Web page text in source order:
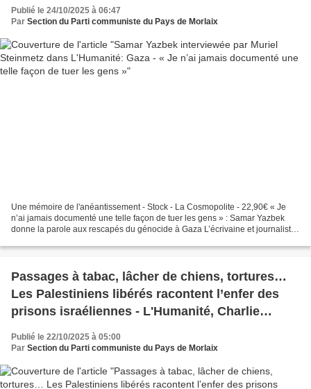
Publié le 24/10/2025 à 06:47
Par Section du Parti communiste du Pays de Morlaix
Une mémoire de l'anéantissement - Stock - La Cosmopolite - 22,90€ « Je
n’ai jamais documenté une telle façon de tuer les gens » : Samar Yazbek
donne la parole aux rescapés du génocide à Gaza L’écrivaine et journaliste
Passages à tabac, lâcher de chiens, tortures…
Les Palestiniens libérés racontent l’enfer des
prisons israéliennes - L'Humanité, Charlie
Deulme, 21 octobre
Publié le 22/10/2025 à 05:00
Par Section du Parti communiste du Pays de Morlaix